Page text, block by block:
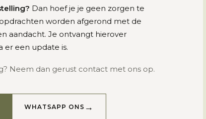
Dan hoef je je geen zorgen te
worden afgerond met de
aandacht. Je ontvangt hierover
er een update is.
Neem dan gerust contact met ons op.
WHATSAPP ONS